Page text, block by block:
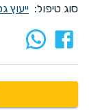
סוג טיפול: ייעוץ